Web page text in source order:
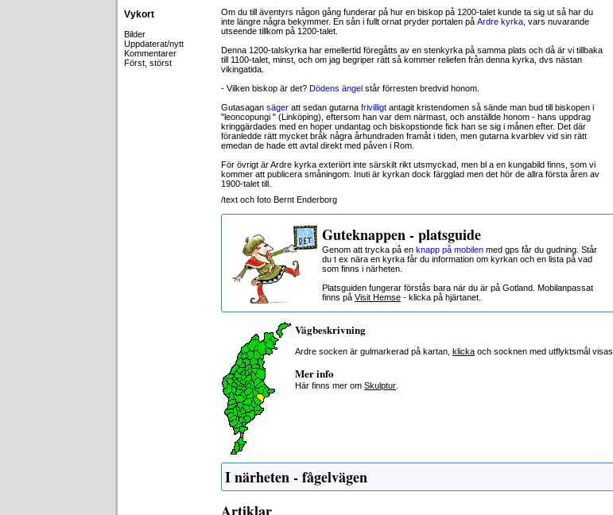
Vykort
Bilder
Uppdaterat/nytt
Kommentarer
Först, störst
Om du till äventyrs någon gång funderar på hur en biskop på 1200-talet kunde ta sig ut så har du
inte längre några bekymmer. En sån i fullt ornat pryder portalen på Ardre kyrka , vars nuvarande
utseende tillkom på 1200-talet.
Denna 1200-talskyrka har emellertid föregåtts av en stenkyrka på samma plats och då är vi tillbaka
till 1100-talet, minst, och om jag begriper rätt så kommer reliefen från denna kyrka, dvs nästan
vikingatida.
- Vilken biskop är det? Dödens ängel står förresten bredvid honom.
Gutasagan säger att sedan gutarna frivilligt antagit kristendomen så sände man bud till biskopen i
"leoncopungi " (Linköping), eftersom han var dem närmast, och anställde honom - hans uppdrag
kringgärdades med en hoper undantag och biskopstionde fick han se sig i månen efter. Det där
föranledde rätt mycket bråk några århundraden framåt i tiden, men gutarna kvarblev vid sin rätt
emedan de hade ett avtal direkt med påven i Rom.
För övrigt är Ardre kyrka exteriört inte särskilt rikt utsmyckad, men bl a en kungabild finns, som vi
kommer att publicera småningom. Inuti är kyrkan dock färgglad men det hör de allra första åren av
1900-talet till.
/text och foto Bernt Enderborg
Guteknappen - platsguide
Genom att trycka på en knapp på mobilen med gps får du gudning. Står
du t ex nära en kyrka får du information om kyrkan och en lista på vad
som finns i närheten.
Platsguiden fungerar förstås bara när du är på Gotland. Mobilanpassat
finns på Visit Hemse - klicka på hjärtanet.
Vägbeskrivning
Ardre socken är gulmarkerad på kartan, klicka och socknen med utflyktsmål visas.
Mer info
Här finns mer om Skulptur
I närheten - fågelvägen